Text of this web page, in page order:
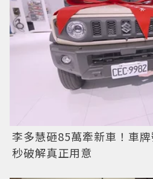
李多慧砸85萬牽新車！車
秒破解真正用意